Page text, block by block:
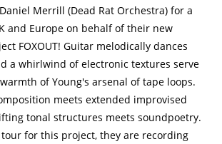
Merrill (Dead Rat Orchestra) for a
and Europe on behalf of their new
FOXOUT! Guitar melodically dances
a whirlwind of electronic textures serve
of Young's arsenal of tape loops.
meets extended improvised
tonal structures meets soundpoetry.
for this project, they are recording